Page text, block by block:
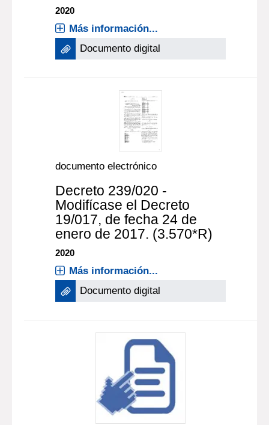
2020
Más información...
Documento digital
documento electrónico
Decreto 239/020 -
Modifícase el Decreto
19/017, de fecha 24 de
enero de 2017. (3.570*R)
2020
Más información...
Documento digital